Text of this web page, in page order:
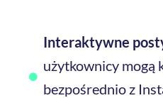
Interaktywne
użytkownicy mogą
bezpośrednio z